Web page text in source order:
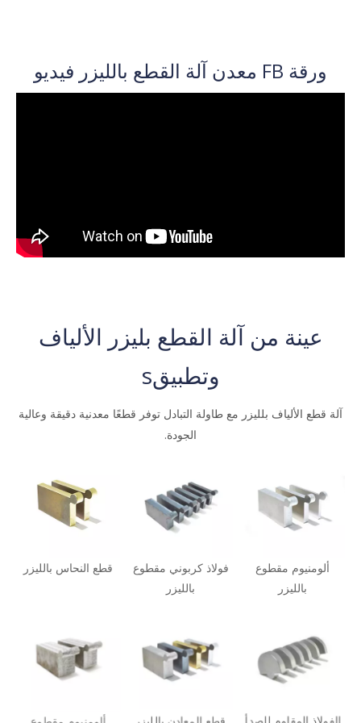
ورقة FB معدن آلة القطع بالليزر فيديو
عينة من آلة القطع بليزر الألياف
وتطبيقs
آلة قطع الألياف بلليزر مع طاولة التبادل توفر قطعًا معدنية دقيقة وعالية
الجودة.
ألومنيوم مقطوع
بالليزر
فولاذ كربوني مقطوع
بالليزر
قطع النحاس بالليزر